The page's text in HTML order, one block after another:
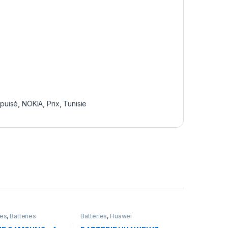
,NOKIA ,Prix Tunisie
, Batteries Batteries, Huawei